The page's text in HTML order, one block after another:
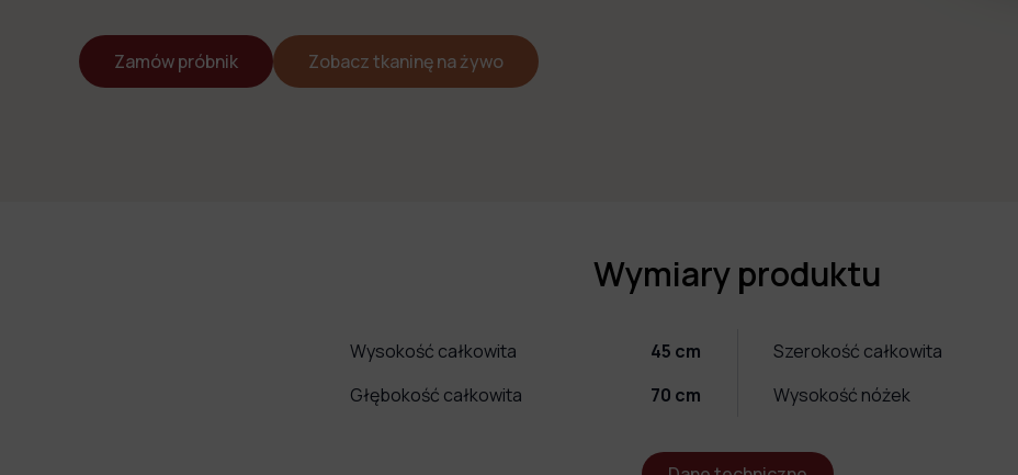
Zamów próbnik Zobacz tkaninę na żywo
Wymiary produktu
Wysokość całkowita 45 cm
Głębokość całkowita
70 cm
Szerokość całkowita
Wysokość nóżek